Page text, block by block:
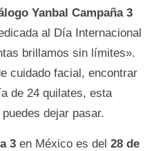
Yanbal Campaña 3
al Día Internacional
brillamos sin límites».
cuidado facial, encontrar
de 24 quilates, esta
dejar pasar.
3 en México es del 28 de